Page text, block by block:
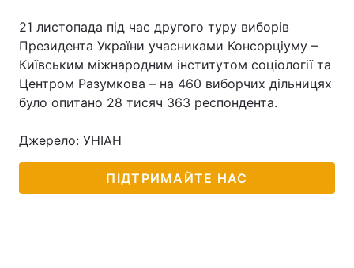
21 листопада під час другого туру виборів
Президента України учасниками Консорціуму –
Київським міжнародним інститутом соціології та
Центром Разумкова – на 460 виборчих дільницях
було опитано 28 тисяч 363 респондента.
Джерело: УНІАН
ПІДТРИМАЙТЕ НАС